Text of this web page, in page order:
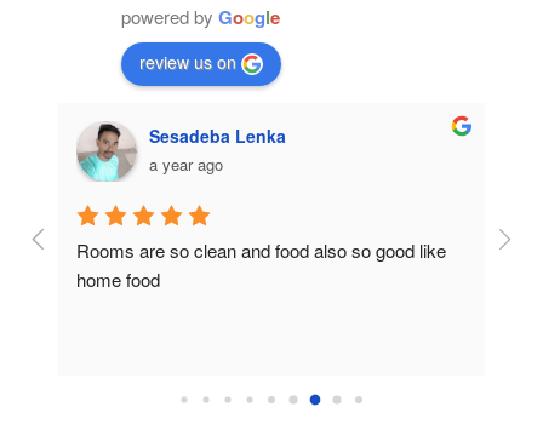
powered by Google
review us on
Sesadeba Lenka
a year ago
Rooms are so clean and food also so good like
home food
So